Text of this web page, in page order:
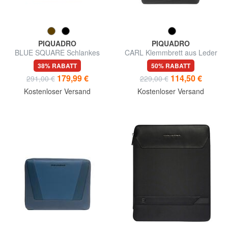
PIQUADRO
BLUE SQUARE Schlankes
Klemmbrett aus Leder im A4-
Format
38% RABATT
291,00 € 179,99 €
Kostenloser Versand
PIQUADRO
CARL Klemmbrett aus Leder
50% RABATT
229,00 € 114,50 €
Kostenloser Versand